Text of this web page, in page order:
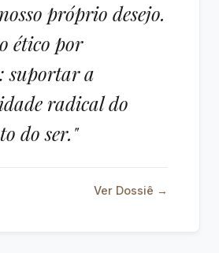
próprio desejo.
ético por
suportar a
radical do
do ser."
Ver Dossiê →